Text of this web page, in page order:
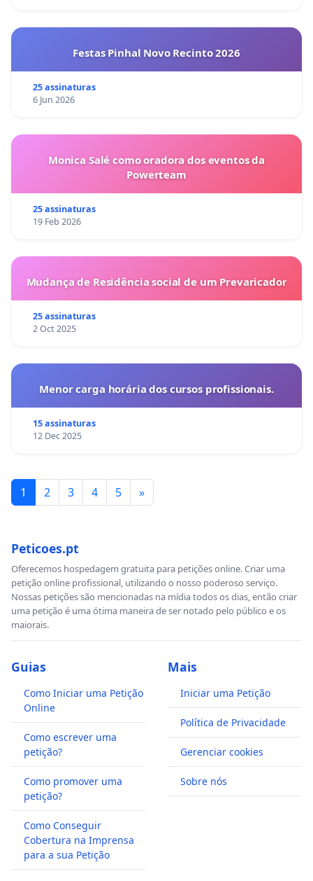
Festas Pinhal Novo Recinto 2026
25 assinaturas
6 Jun 2026
Monica Salé como oradora dos eventos da
Powerteam
25 assinaturas
19 Feb 2026
Mudança de Residência social de um Prevaricador
25 assinaturas
2 Oct 2025
Menor carga horária dos cursos profissionais.
15 assinaturas
12 Dec 2025
1 2 3 4 5 »
Peticoes.pt
Oferecemos hospedagem gratuita para petições online. Criar uma
petição online profissional, utilizando o nosso poderoso serviço.
Nossas petições são mencionadas na mídia todos os dias, então criar
uma petição é uma ótima maneira de ser notado pelo público e os
maiorais.
Guias
Como Iniciar uma Petição
Online
Como escrever uma
petição?
Como promover uma
petição?
Como Conseguir
Cobertura na Imprensa
para a sua Petição
Mais
Iniciar uma Petição
Política de Privacidade
Gerenciar cookies
Sobre nós